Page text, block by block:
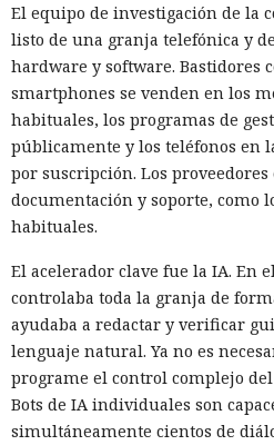
El equipo de investigación de la
listo de una granja telefónica y
hardware y software. Bastidores
smartphones se venden en los
habituales, los programas de
públicamente y los teléfonos en
por suscripción. Los
documentación y soporte, como
habituales.
El acelerador clave fue la IA. En
controlaba toda la granja de
ayudaba a redactar y verificar
lenguaje natural. Ya no es
programe el control complejo
Bots de IA individuales son
simultáneamente cientos de